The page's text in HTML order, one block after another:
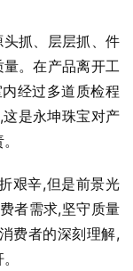
抓、层层抓、件
。在产品离开工
经过多道质检程
是永坤珠宝对产
艰辛,但是前景光
者需求,坚守质量
费者的深刻理解,